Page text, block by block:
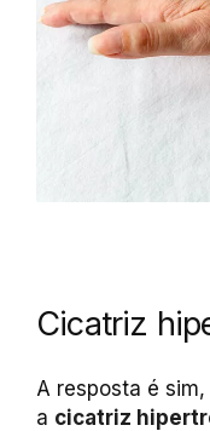
Cicatriz
A resposta é
a cicatriz